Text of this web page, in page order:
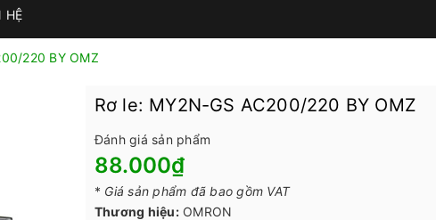
HỆ
220 BY OMZ
Rơ le: MY2N-GS AC200/220 BY OMZ
Đánh giá sản phẩm
88.000₫
* Giá sản phẩm đã bao gồm VAT
Thương hiệu: OMRON